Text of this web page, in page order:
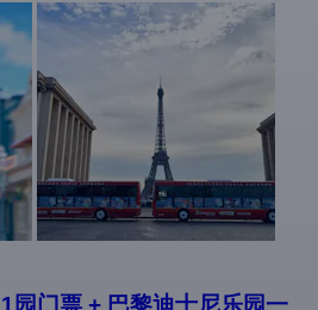
园门票 + 巴黎迪士尼乐园一